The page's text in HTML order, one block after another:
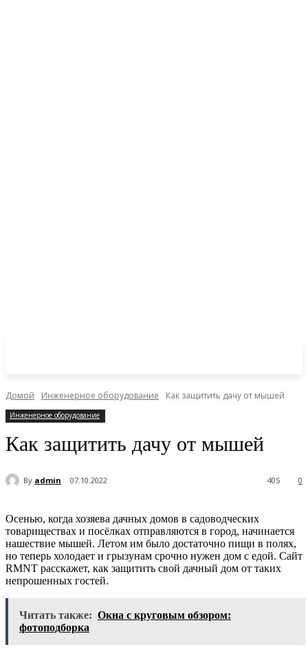
Домой Инженерное оборудование Как защитить дачу от мышей
Инженерное оборудование
Как защитить дачу от мышей
By admin 07.10.2022 0
405
Осенью, когда хозяева дачных домов в садоводческих
товариществах и посёлках отправляются в город, начинается
нашествие мышей. Летом им было достаточно пищи в полях,
но теперь холодает и грызунам срочно нужен дом с едой. Сайт
RMNT расскажет, как защитить свой дачный дом от таких
непрошенных гостей.
Читать также: Окна с круговым обзором:
фотоподборка